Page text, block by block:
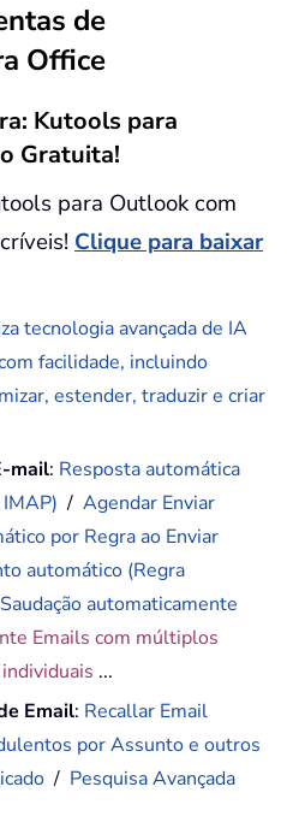
de
Office
Kutools para
Gratuita!
para Outlook com
Clique para baixar
tecnologia avançada de IA
facilidade, incluindo
estender, traduzir e criar
mail: Resposta automática
/Agendar Enviar
por Regra ao Enviar
automático (Regra
automaticamente
Emails com múltiplos
...
Email: Recallar Email
por Assunto e outros
/ Pesquisa Avançada